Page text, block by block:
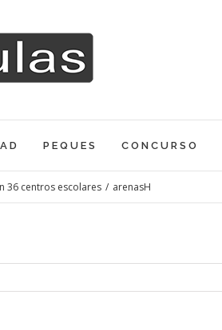
PEQUES CONCURSO
36 centros escolares / arenasH